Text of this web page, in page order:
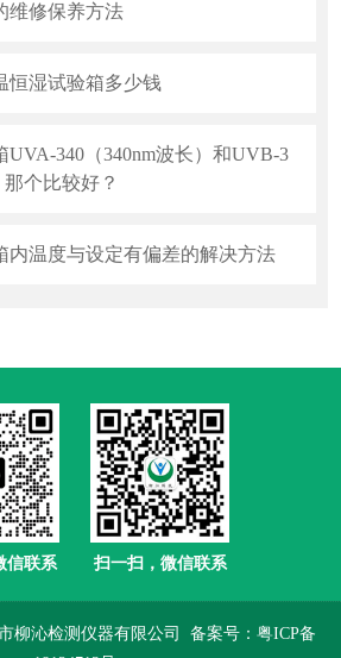
维修保养方法
恒湿试验箱多少钱
UVA-340（340nm波长）和UVB-3
那个比较好？
内温度与设定有偏差的解决方法
信联系 扫一扫，微信联系
柳沁检测仪器有限公司 备案号：粤ICP备